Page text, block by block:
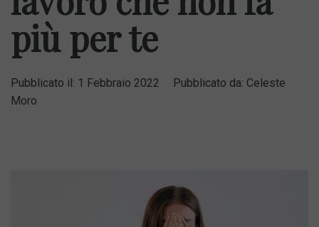
più per te
Pubblicato il: 1 Febbraio 2022 Pubblicato da: Celeste
Moro